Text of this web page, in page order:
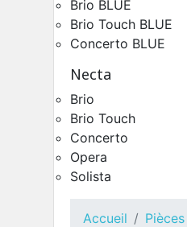
Pièces Détachées
Brio BLUE
Brio Touch BLUE
Concerto BLUE
Necta
Brio
Brio Touch
Concerto
Opera
Solista
Accueil